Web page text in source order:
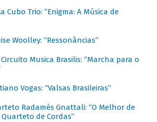
Cubo Trio: “Enigma: A Música de
Woolley: “Ressonâncias”
Musica Brasilis: “Marcha para o
Vogas: “Valsas Brasileiras”
Radamés Gnattali: “O Melhor de
de Cordas”